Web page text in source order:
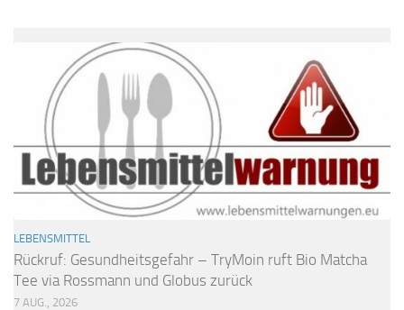
LEBENSMITTEL
Rückruf: Gesundheitsgefahr – TryMoin ruft Bio Matcha
Tee via Rossmann und Globus zurück
7 AUG., 2026